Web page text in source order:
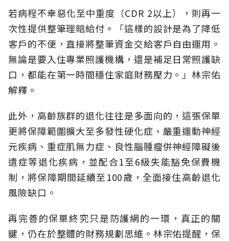
若病程不幸惡化至中重度（CDR 2以上），則再一
次性提供整筆理賠給付。「這樣的設計是為了降低
客戶的不便，直接將整筆資金交給客戶自由運用。
無論是要入住專業照護機構，還是補足日常照護缺
口，都能在第一時間穩住家庭財務壓力。」林宗佑
解釋。
此外，高齡族群的退化往往是多面向的，這張保單
更將保障範圍擴大至多發性硬化症、嚴重運動神經
元疾病、重症肌無力症、良性腦腫瘤併神經障礙後
遺症等退化疾病，並配合1至6級失能豁免保費機
制，將保障期間延續至100歲，全面接住高齡退化
風險缺口。
再完善的保單終究只是防護網的一環，真正的關
鍵，仍在於整體的財務規劃思維。 林宗佑提醒，保